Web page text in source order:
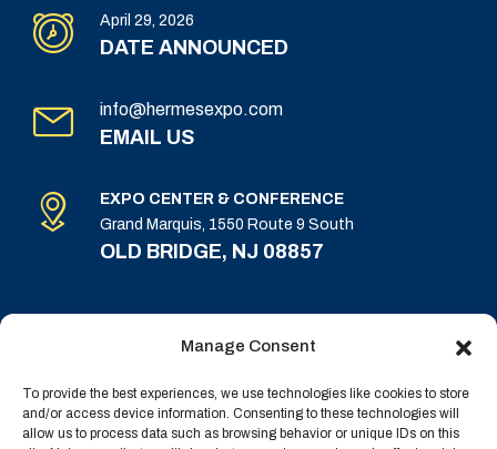
Manage Consent
To provide the best experiences, we use technologies like cookies to store
and/or access device information. Consenting to these technologies will
allow us to process data such as browsing behavior or unique IDs on this
April 29, 2026
DATE ANNOUNCED
info@hermesexpo.com
EMAIL US
EXPO CENTER & CONFERENCE
Grand Marquis, 1550 Route 9 South
OLD BRIDGE, NJ 08857